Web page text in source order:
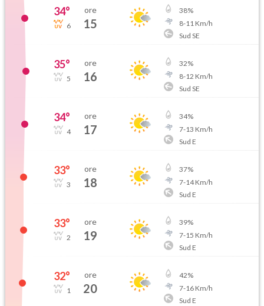
34°
6
ore
15
38%
8-11 Km/h
Sud SE
35°
5
ore
16
32%
8-12 Km/h
Sud SE
34°
4
ore
17
34%
7-13 Km/h
Sud E
33°
3
ore
18
37%
7-14Km/h
Sud E
33°
2
ore
19
39%
7-15 Km/h
Sud E
32°
1
ore
20
42%
7-16Km/h
Sud E